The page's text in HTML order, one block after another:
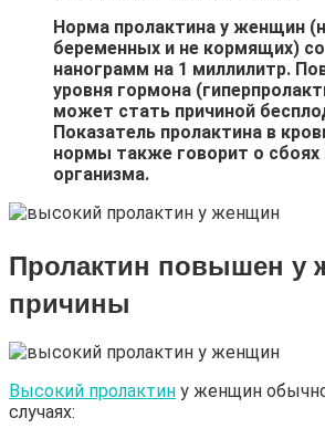
Норма пролактина у женщин
беременных и не кормящих)
нанограмм на 1 миллилитр.
уровня гормона
может стать причиной
Показатель пролактина в
нормы также говорит о сбоях
организма.
Пролактин повышен у
причины
Высокий пролактин у женщин
случаях: